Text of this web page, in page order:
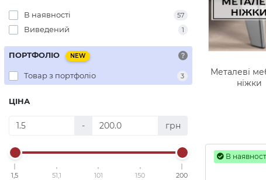
В наявності 57
Виведений 1
ПОРТФОЛІО NEW
Товар з портфоліо 3
ЦІНА
- грн
1,5 51,1 101 150 200
Металеві
ніжки
В